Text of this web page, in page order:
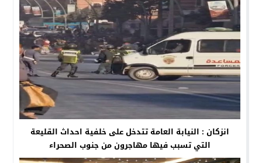
انزكان : النيابة العامة تتدخل على خلفية احداث القليعة
التي تسبب فيها مهاجرون من جنوب الصحراء